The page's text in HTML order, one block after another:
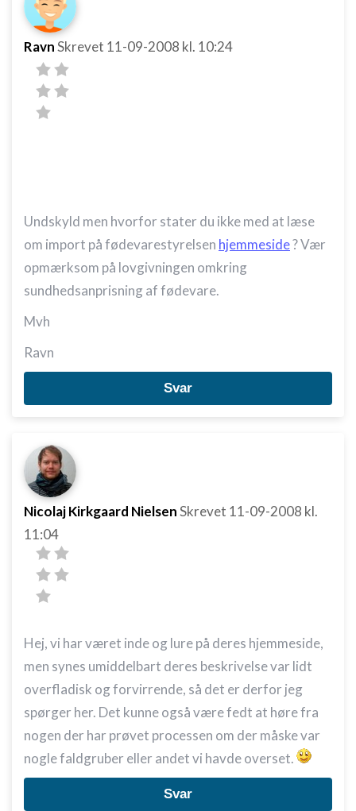
RavnSkrevet 11-09-2008 kl. 10:24
Undskyld men hvorfor stater du ikke med at læse
om import på fødevarestyrelsen hjemmeside? Vær
opmærksom på lovgivningen omkring
sundhedsanprisning af fødevare.
Mvh
Ravn
Svar
Nicolaj Kirkgaard NielsenSkrevet 11-09-2008 kl.
11:04
Hej, vi har været inde og lure på deres hjemmeside,
men synes umiddelbart deres beskrivelse var lidt
overfladisk og forvirrende, så det er derfor jeg
spørger her. Det kunne også være fedt at høre fra
nogen der har prøvet processen om der måske var
nogle faldgruber eller andet vi havde overset.
Svar